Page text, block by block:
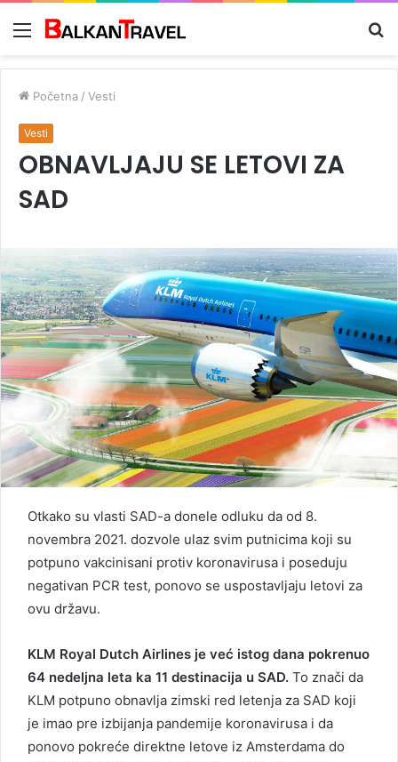
Meni
Početna / Vesti
Vesti
OBNAVLJAJU SE LETOVI ZA
SAD
Otkako su vlasti SAD-a donele odluku da od 8.
novembra 2021. dozvole ulaz svim putnicima koji su
potpuno vakcinisani protiv koronavirusa i poseduju
negativan PCR test, ponovo se uspostavljaju letovi za
ovu državu.
KLM Royal Dutch Airlines je već istog dana pokrenuo
64 nedeljna leta ka 11 destinacija u SAD. To znači da
KLM potpuno obnavlja zimski red letenja za SAD koji
je imao pre izbijanja pandemije koronavirusa i da
ponovo pokreće direktne letove iz Amsterdama do